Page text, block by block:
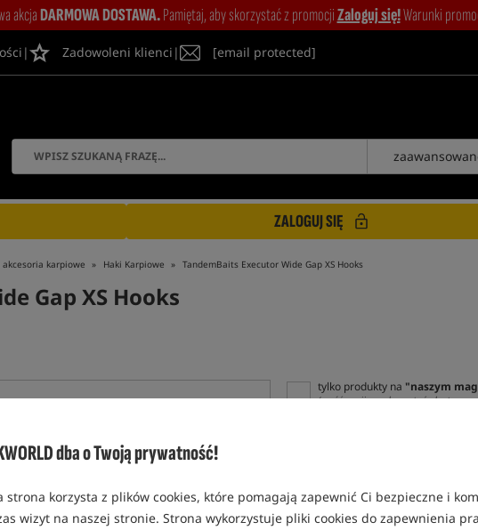
dba o Twoją prywatność!
strona korzysta z plików cookies, które pomagają zapewnić Ci bezpieczne i
wizyt na naszej stronie. Strona wykorzystuje pliki cookies do zapewnienia
akcjaDARMOWA DOSTAWA.Pamiętaj, aby skorzystać z promocjiZaloguj się!Warunki
| Zadowoleni klienci | [email protected]
ZALOGUJ SIĘ
karpiowe Haki Karpiowe TandemBaits Executor Wide Gap XS Hooks
Gap XS Hooks
tylko produkty na "naszym
(część opcji mogła zostać ukryta
MPN: 04410
EAN: 5907666682470